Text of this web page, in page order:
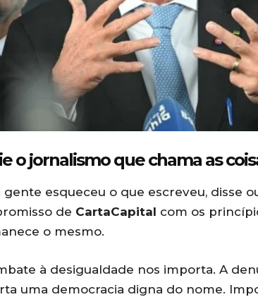
o jornalismo que chama as
gente esqueceu o que escreveu, disse
de CartaCapital com os
o mesmo.
à desigualdade nos importa. A
uma democracia digna do nome.